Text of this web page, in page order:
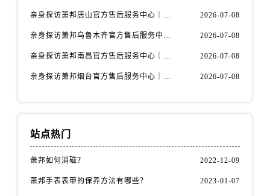
山西省太原市迎泽区迎泽街道解放路15号亨得利名表维修授权店3楼萧邦售后服务中心（需提前预约）
安徽省蚌埠市蚌山区淮河路萧邦售后服务中心（需提前预约）
亲身探访萧邦唐山官方售后服务中心｜全新地址及服务热线（2026年7月最新） 2026-07-08
亲身探访萧邦乌鲁木齐官方售后服务中心｜网点地址与服务热线（2026年7月最新） 2026-07-08
亲身探访萧邦南昌官方售后服务中心｜详细地址及客服热线（2026年7月最新） 2026-07-08
亲身探访萧邦烟台官方售后服务中心｜全新官方服务电话与地址（2026年7月最新） 2026-07-08
站点热门
萧邦如何消磁？ 2022-12-09
萧邦手表表带的保养方法有哪些？ 2023-01-07